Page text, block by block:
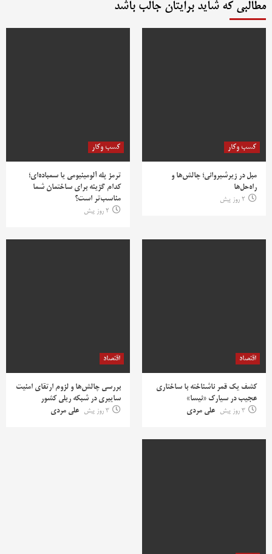
مطالبی که شاید برایتان جالب باشد
کسب وکار
مبل در زیرشیروانی؛ چالش‌ها و
راه‌حل‌ها
2 روز پیش
کسب وکار
ترمز پله آلومینیومی یا سمباده‌ای؛
کدام گزینه برای ساختمان شما
مناسب‌تر است؟
2 روز پیش
اقتصاد
کشف یک قمر ناشناخته با ساختاری
عجیب در سیارک «نیسا»
3 روز پیش
علی مردی
اقتصاد
بررسی چالش‌ها و لزوم ارتقای امنیت
سایبری در شبکه ریلی کشور
3 روز پیش
علی مردی